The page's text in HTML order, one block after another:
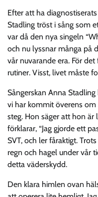
Efter att ha
Stadling tröst i sång som
var då den nya singeln
och nu lyssnar många på
vår nuvarande era. För
rutiner. Visst, livet måste
Sångerskan Anna
vi har kommit överens
steg. Hon säger att hon
förklarar, “Jag gjorde ett
SVT, och ler fåraktigt.
regn och hagel under vår
detta väderskydd.
Den klara himlen ovan